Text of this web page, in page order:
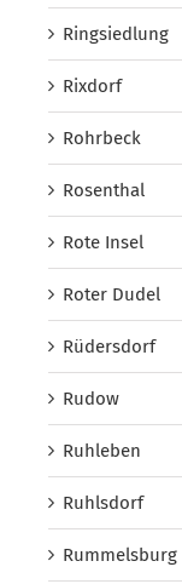
Ringsiedlung
Rixdorf
Rohrbeck
Rosenthal
Rote Insel
Roter Dudel
Rüdersdorf
Rudow
Ruhleben
Ruhlsdorf
Rummelsburg